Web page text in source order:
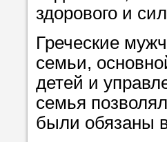
здорового и
Греческие
семьи,
детей и
семья
были обязаны